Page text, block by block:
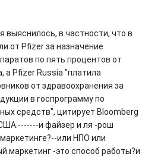
выяснилось, в частности, что в
от Pfizer за назначение
по пять процентов от
а Pfizer Russia "платила
от здравоохранения за
в госпрограмму по
средств", цитирует Bloomberg
и файзер и ля -рош
или НПО или
маркетинг -это способ работы?и